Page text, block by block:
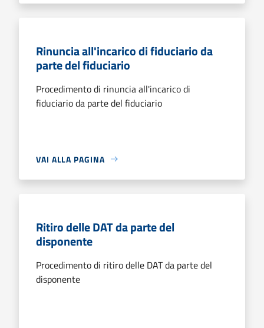
Rinuncia all'incarico di fiduciario da
parte del fiduciario
Procedimento di rinuncia all'incarico di
fiduciario da parte del fiduciario
VAI ALLA PAGINA
Ritiro delle DAT da parte del
disponente
Procedimento di ritiro delle DAT da parte del
disponente